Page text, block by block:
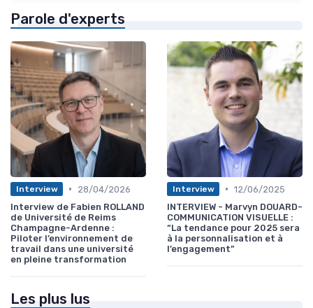
Parole d'experts
Interview •
28/04/2026
Interview de Fabien ROLLAND
de Université de Reims
Champagne-Ardenne :
Piloter l’environnement de
travail dans une université
en pleine transformation
Interview • 12/06/2025
INTERVIEW - Marvyn DOUARD-
COMMUNICATION VISUELLE :
“La tendance pour 2025 sera
à la personnalisation et à
l’engagement”
Les plus lus